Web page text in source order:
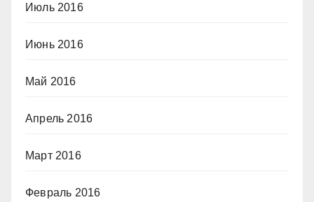
Июль 2016
Июнь 2016
Май 2016
Апрель 2016
Март 2016
Февраль 2016